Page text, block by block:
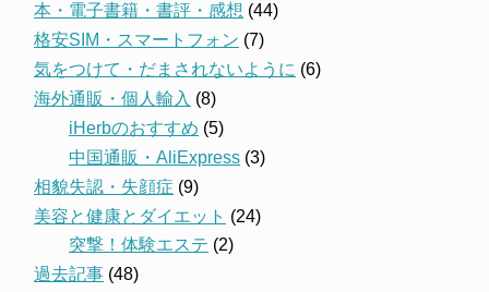
本・電子書籍・書評・感想 (44)
格安SIM・スマートフォン (7)
気をつけて・だまされないように (6)
海外通販・個人輸入 (8)
iHerbのおすすめ (5)
中国通販・AliExpress (3)
相貌失認・失顔症 (9)
美容と健康とダイエット (24)
突撃！体験エステ (2)
過去記事 (48)